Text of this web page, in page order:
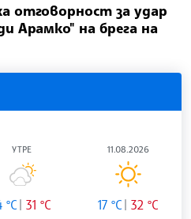
отговорност за удар
Арамко" на брега на
УТРЕ
°C 31 °C
11.08.2026
17 °C 32 °C